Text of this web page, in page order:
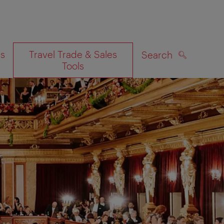
Travel Trade & Sales
Tools
Search
map SEARCH